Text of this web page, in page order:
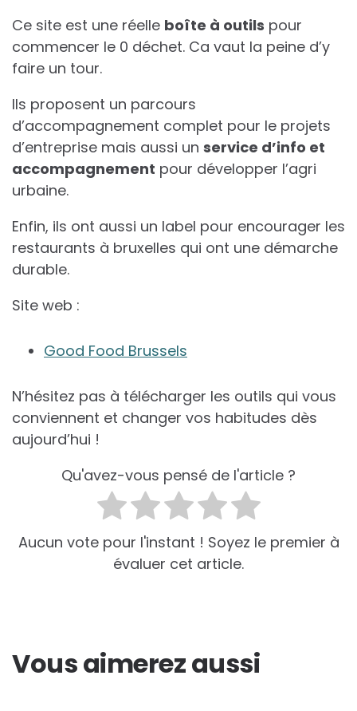
Ce site est une réelle boîte à outils pour
commencer le 0 déchet. Ca vaut la peine d’y
faire un tour.
Ils proposent un parcours
d’accompagnement complet pour le projets
d’entreprise mais aussi un service d’info et
accompagnement pour développer l’agri
urbaine.
Enfin, ils ont aussi un label pour encourager les
restaurants à bruxelles qui ont une démarche
durable.
Site web :
Good Food Brussels
N’hésitez pas à télécharger les outils qui vous
conviennent et changer vos habitudes dès
aujourd’hui !
Qu'avez-vous pensé de l'article ?
Aucun vote pour l'instant ! Soyez le premier à
évaluer cet article.
Vous aimerez aussi